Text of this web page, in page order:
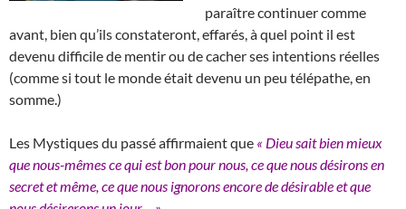
paraître continuer comme
avant, bien qu’ils constateront, effarés, à quel point il est
devenu difficile de mentir ou de cacher ses intentions réelles
(comme si tout le monde était devenu un peu télépathe, en
somme.)
Les Mystiques du passé affirmaient que « Dieu sait bien mieux
que nous-mêmes ce qui est bon pour nous, ce que nous désirons en
secret et même, ce que nous ignorons encore de désirable et que